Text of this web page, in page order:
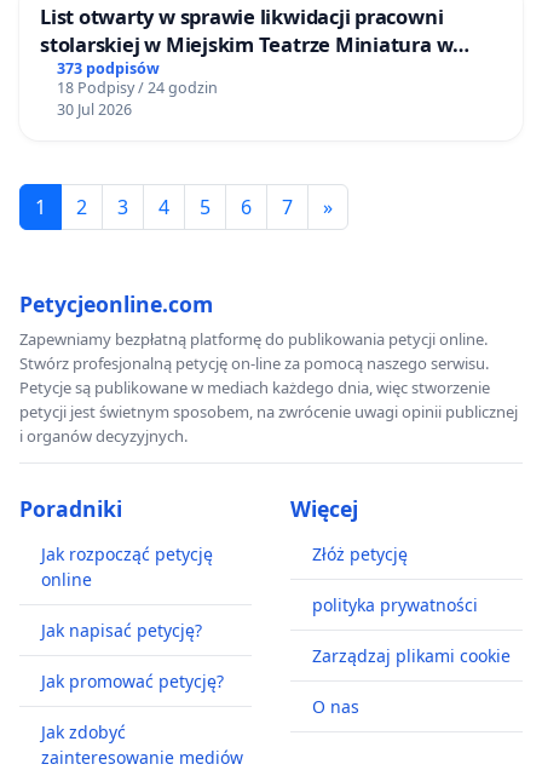
List otwarty w sprawie likwidacji pracowni
stolarskiej w Miejskim Teatrze Miniatura w
Gdańsku
373 podpisów
18 Podpisy / 24 godzin
30 Jul 2026
1 2 3 4 5 6 7 »
Petycjeonline.com
Zapewniamy bezpłatną platformę do publikowania petycji online.
Stwórz profesjonalną petycję on-line za pomocą naszego serwisu.
Petycje są publikowane w mediach każdego dnia, więc stworzenie
petycji jest świetnym sposobem, na zwrócenie uwagi opinii publicznej
i organów decyzyjnych.
Poradniki
Jak rozpocząć petycję
online
Jak napisać petycję?
Jak promować petycję?
Jak zdobyć
zainteresowanie mediów
Więcej
Złóż petycję
polityka prywatności
Zarządzaj plikami cookie
O nas